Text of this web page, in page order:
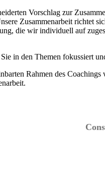
Vorschlag zur
Zusammenarbeit richtet
die wir individuell auf
in den Themen fokussiert
Rahmen des Coachings